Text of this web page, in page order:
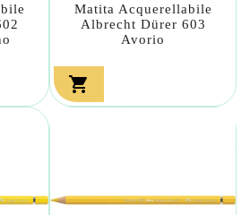
Matita Acquerellabile
Albrecht Dürer 603
Avorio
